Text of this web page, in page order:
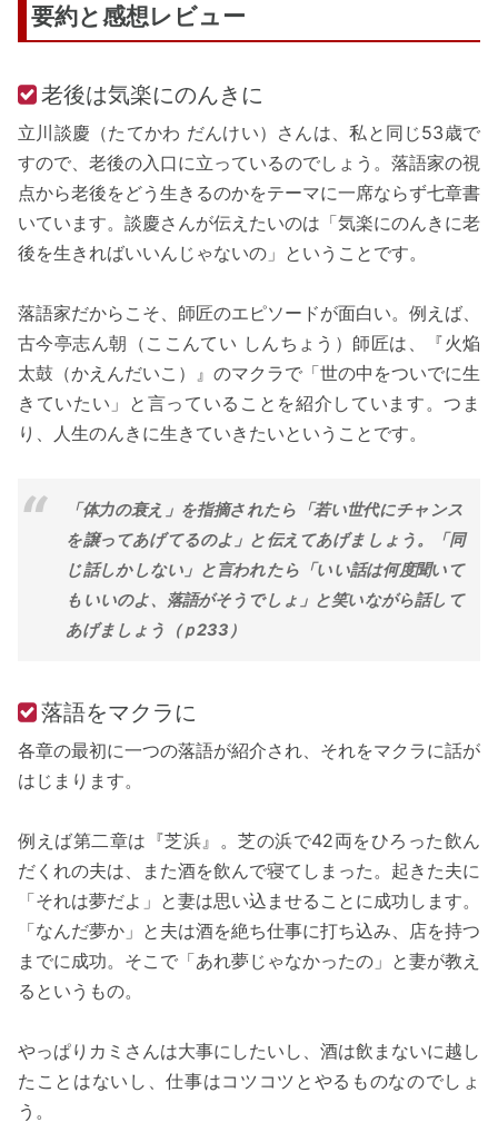
要約と感想レビュー
老後は気楽にのんきに
立川談慶（たてかわ だんけい）さんは、私と同じ53歳で
すので、老後の入口に立っているのでしょう。落語家の視
点から老後をどう生きるのかをテーマに一席ならず七章書
いています。談慶さんが伝えたいのは「気楽にのんきに老
後を生きればいいんじゃないの」ということです。
落語家だからこそ、師匠のエピソードが面白い。例えば、
古今亭志ん朝（ここんてい しんちょう）師匠は、『火焔
太鼓（かえんだいこ）』のマクラで「世の中をついでに生
きていたい」と言っていることを紹介しています。つま
り、人生のんきに生きていきたいということです。
「体力の衰え」を指摘されたら「若い世代にチャンス
を譲ってあげてるのよ」と伝えてあげましょう。「同
じ話しかしない」と言われたら「いい話は何度聞いて
もいいのよ、落語がそうでしょ」と笑いながら話して
あげましょう（ｐ233）
落語をマクラに
各章の最初に一つの落語が紹介され、それをマクラに話が
はじまります。
例えば第二章は『芝浜』。芝の浜で42両をひろった飲ん
だくれの夫は、また酒を飲んで寝てしまった。起きた夫に
「それは夢だよ」と妻は思い込ませることに成功します。
「なんだ夢か」と夫は酒を絶ち仕事に打ち込み、店を持つ
までに成功。そこで「あれ夢じゃなかったの」と妻が教え
るというもの。
やっぱりカミさんは大事にしたいし、酒は飲まないに越し
たことはないし、仕事はコツコツとやるものなのでしょ
う。